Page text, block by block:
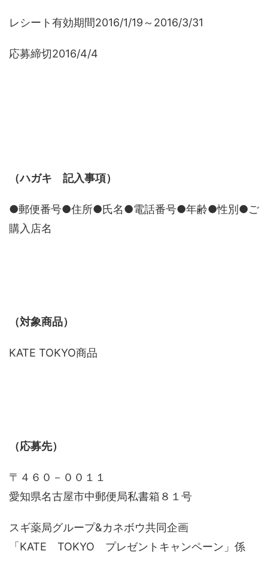
レシート有効期間2016/1/19～2016/3/31
応募締切2016/4/4
（ハガキ 記入事項）
●郵便番号●住所●氏名●電話番号●年齢●性別●ご
購入店名
（対象商品）
KATE TOKYO商品
（応募先）
〒４６０－００１１
愛知県名古屋市中郵便局私書箱８１号
スギ薬局グループ&カネボウ共同企画
「KATE TOKYO プレゼントキャンペーン」係